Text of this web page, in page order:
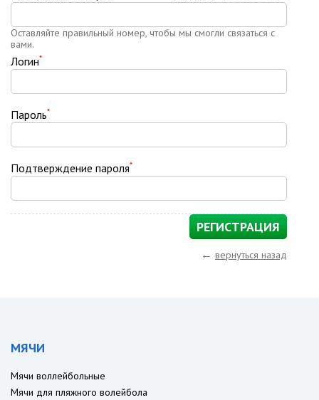
Оставляйте правильный номер, чтобы мы смогли связаться с
вами.
Логин*
Пароль*
Подтверждение пароля*
← вернуться назад
МЯЧИ
Мячи воллейбольные
Мячи для пляжного волейбола